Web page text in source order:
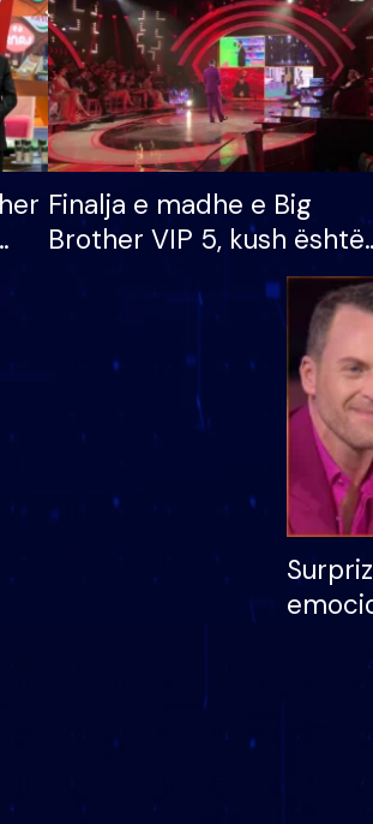
Finalja e madhe e Big
Brother VIP 5, kush është
banori i parë që lë
dhe humb mundësinë për
të fituar çmimin e madh